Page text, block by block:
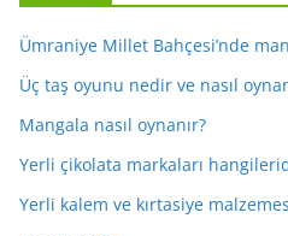
Ümraniye Millet Bahçesi’nde
Üç taş oyunu nedir ve nasıl
Mangala nasıl oynanır?
Yerli çikolata markaları
Yerli kalem ve kırtasiye